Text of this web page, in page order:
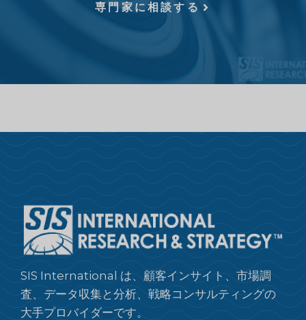
専門家に相談する
SIS International は、顧客インサイト、市場調
査、データ収集と分析、戦略コンサルティングの
大手プロバイダーです。